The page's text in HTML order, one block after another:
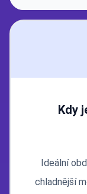
Kdy
Ideální
chladnější